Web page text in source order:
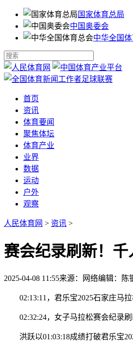
国家体育总局
中国奥委会
中华全国
首页
资讯
体育要闻
聚焦体坛
体育产业
业界
数据
运动
户外
观察
人民体育网 > 资讯 >
赛会纪录刷新！千
2025-04-08 11:55来源：网络编辑：陈
02:13:11，君乐宝2025石家庄马拉
02:32:24，女子马拉松赛会纪录刷
洪跃以01:03:18成绩打破君乐宝